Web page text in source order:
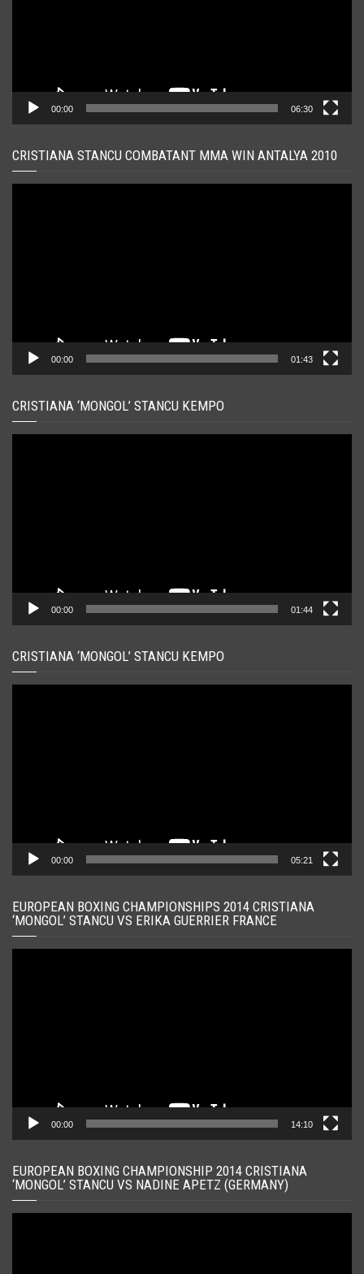
00:00 06:30
CRISTIANA STANCU COMBATANT MMA WIN ANTALYA 2010
00:00 01:43
CRISTIANA ‘MONGOL’ STANCU KEMPO
00:00 01:44
CRISTIANA ‘MONGOL’ STANCU KEMPO
00:00 05:21
EUROPEAN BOXING CHAMPIONSHIPS 2014 CRISTIANA
‘MONGOL’ STANCU VS ERIKA GUERRIER FRANCE
00:00 14:10
EUROPEAN BOXING CHAMPIONSHIP 2014 CRISTIANA
‘MONGOL’ STANCU VS NADINE APETZ (GERMANY)